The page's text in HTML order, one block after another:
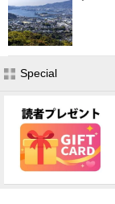
Special